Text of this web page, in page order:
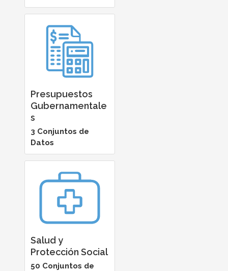
Presupuestos
Gubernamentale
s
3 Conjuntos de
Datos
Salud y
Protección Social
50 Conjuntos de